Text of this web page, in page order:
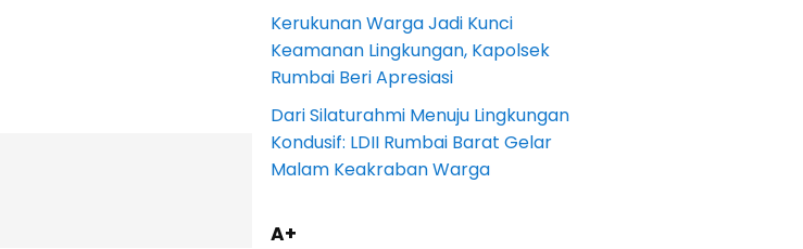
Kerukunan Warga Jadi Kunci
Keamanan Lingkungan, Kapolsek
Rumbai Beri Apresiasi
Dari Silaturahmi Menuju Lingkungan
Kondusif: LDII Rumbai Barat Gelar
Malam Keakraban Warga
A+